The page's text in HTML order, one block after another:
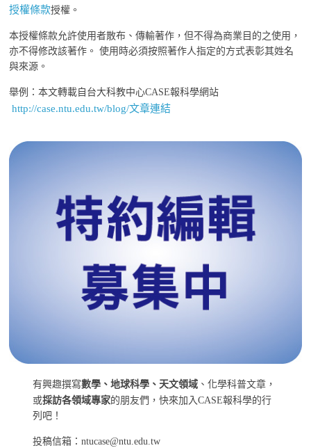
授權條款授權。
本授權條款允許使用者散布、傳輸著作，但不得為商業目的之使用，
亦不得修改該著作。 使用時必須按照著作人指定的方式表彰其姓名
與來源。
舉例：本文轉載自台大科教中心CASE報科學網站
http://case.ntu.edu.tw/blog/文章連結
有興趣撰寫數學、地球科學、天文領域 、化學科普文章，
或採訪各領域專家的朋友們，快來加入CASE報科學的行
列吧！
投稿信箱：ntucase@ntu.edu.tw